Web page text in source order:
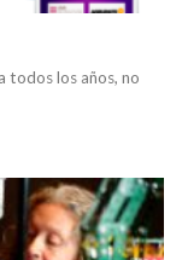
todos los años, no